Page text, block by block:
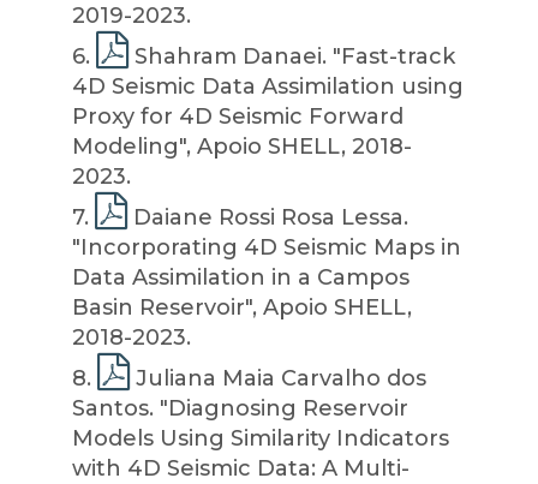
2019-2023.
6.
Shahram Danaei. "Fast-track
4D Seismic Data Assimilation using
Proxy for 4D Seismic Forward
Modeling", Apoio SHELL, 2018-
2023.
7.
Daiane Rossi Rosa Lessa.
"Incorporating 4D Seismic Maps in
Data Assimilation in a Campos
Basin Reservoir", Apoio SHELL,
2018-2023.
8.
Juliana Maia Carvalho dos
Santos. "Diagnosing Reservoir
Models Using Similarity Indicators
with 4D Seismic Data: A Multi-